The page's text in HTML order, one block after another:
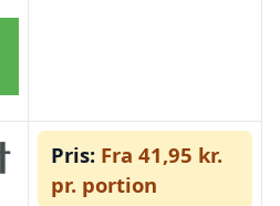
Pris: Fra 41,95 kr.
pr. portion